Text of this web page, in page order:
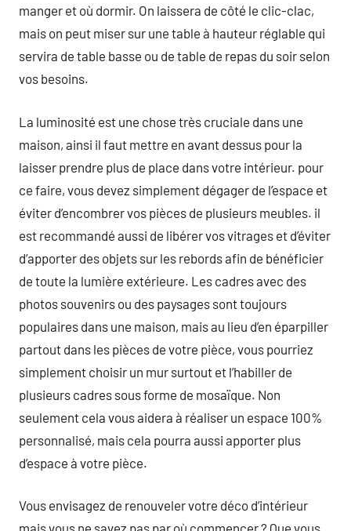
manger et où dormir. On laissera de côté le clic-clac,
mais on peut miser sur une table à hauteur réglable qui
servira de table basse ou de table de repas du soir selon
vos besoins.
La luminosité est une chose très cruciale dans une
maison, ainsi il faut mettre en avant dessus pour la
laisser prendre plus de place dans votre intérieur. pour
ce faire, vous devez simplement dégager de l’espace et
éviter d’encombrer vos pièces de plusieurs meubles. il
est recommandé aussi de libérer vos vitrages et d’éviter
d’apporter des objets sur les rebords afin de bénéficier
de toute la lumière extérieure. Les cadres avec des
photos souvenirs ou des paysages sont toujours
populaires dans une maison, mais au lieu d’en éparpiller
partout dans les pièces de votre pièce, vous pourriez
simplement choisir un mur surtout et l’habiller de
plusieurs cadres sous forme de mosaïque. Non
seulement cela vous aidera à réaliser un espace 100%
personnalisé, mais cela pourra aussi apporter plus
d’espace à votre pièce.
Vous envisagez de renouveler votre déco d’intérieur
mais vous ne savez pas par où commencer ? Que vous